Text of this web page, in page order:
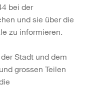
bei der
und sie über die
zu informieren.
Stadt und dem
grossen Teilen